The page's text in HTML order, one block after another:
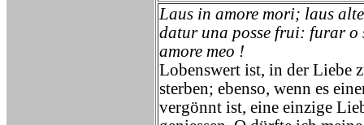
Laus in amore mori; laus
datur una posse frui: furar o
amore meo !
Lobenswert ist, in der Liebe
sterben; ebenso, wenn es
vergönnt ist, eine einzige